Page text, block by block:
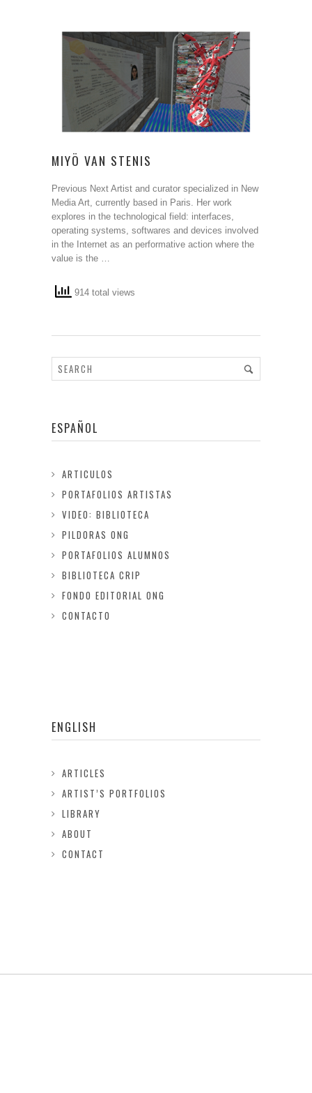
MIYÖ VAN STENIS
Previous Next Artist and curator specialized in New
Media Art, currently based in Paris. Her work
explores in the technological field: interfaces,
operating systems, softwares and devices involved
in the Internet as an performative action where the
value is the …
914 total views
ESPAÑOL
ARTICULOS
PORTAFOLIOS ARTISTAS
VIDEO: BIBLIOTECA
PILDORAS ONG
PORTAFOLIOS ALUMNOS
BIBLIOTECA CRIP
FONDO EDITORIAL ONG
CONTACTO
ENGLISH
ARTICLES
ARTIST’S PORTFOLIOS
LIBRARY
ABOUT
CONTACT